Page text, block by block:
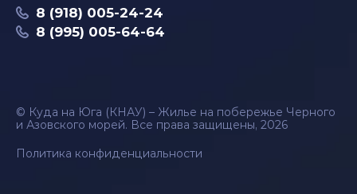
8 (918) 005-24-24
8 (995) 005-64-64
© Куда на Юга (КНАУ) – Жилье на побережье Черного
и Азовского морей. Все права защищены, 2026
Политика конфиденциальности